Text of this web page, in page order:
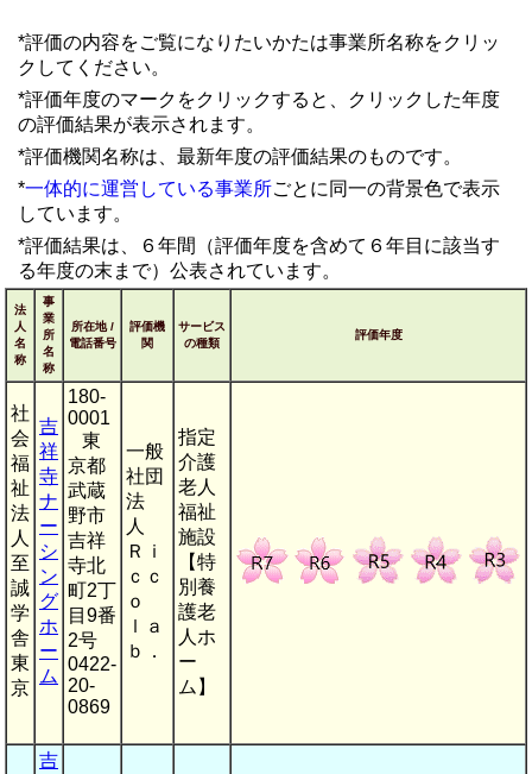
*評価の内容をご覧になりたいかたは事業所名称をクリッ
クしてください。
*評価年度のマークをクリックすると、クリックした年度
の評価結果が表示されます。
*評価機関名称は、最新年度の評価結果のものです。
*一体的に運営している事業所ごとに同一の背景色で表示
しています。
*評価結果は、６年間（評価年度を含めて６年目に該当す
る年度の末まで）公表されています。
法
人
名
称
事
業
所
名
称
所在地 /
電話番号
評価機
関
サービス
の種類
評価年度
社
会
福
祉
法
人
至
誠
学
舎
東
京
吉
祥
寺
ナ
ー
シ
ン
グ
ホ
ー
ム
180-
0001
東
京都
武蔵
野市
吉祥
寺北
町2丁
目9番
2号
0422-
20-
0869
一般
社団
法
人
Ｒｉ
ｃｃ
ｏ
ｌａ
ｂ．
指定
介護
老人
福祉
施設
【特
別養
護老
人ホ
ー
ム】
吉